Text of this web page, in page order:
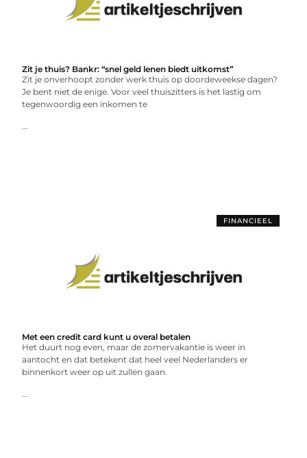
Zit je thuis? Bankr: “snel geld lenen biedt uitkomst”
Zit je onverhoopt zonder werk thuis op doordeweekse dagen?
Je bent niet de enige. Voor veel thuiszitters is het lastig om
tegenwoordig een inkomen te
...
FINANCIEEL
Met een credit card kunt u overal betalen
Het duurt nog even, maar de zomervakantie is weer in
aantocht en dat betekent dat heel veel Nederlanders er
binnenkort weer op uit zullen gaan.
...